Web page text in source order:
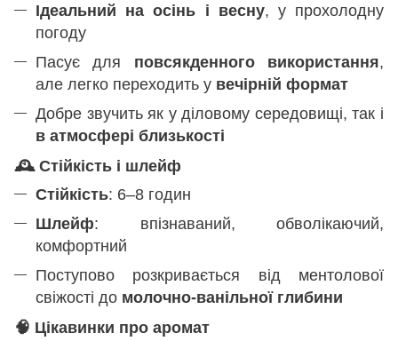
Ідеальний на осінь і весну, у прохолодну
погоду
Пасує для повсякденного використання,
але легко переходить у вечірній формат
Добре звучить як у діловому середовищі, так і
в атмосфері близькості
🕰️ Стійкість і шлейф
Стійкість: 6–8 годин
Шлейф: впізнаваний, обволікаючий,
комфортний
Поступово розкривається від ментолової
свіжості до молочно-ванільної глибини
🧠 Цікавинки про аромат